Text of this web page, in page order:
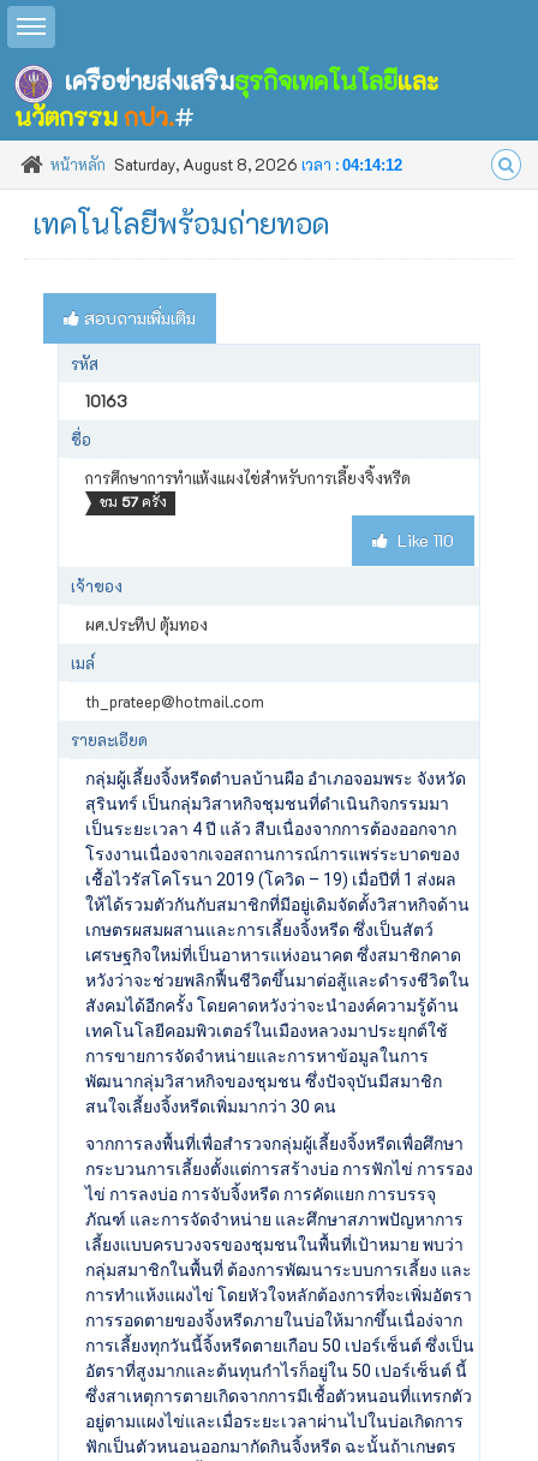
Toggle sidebar
เครือข่ายส่งเสริมธุรกิจเทคโนโลยีและ
นวัตกรรมกปว.#
หน้าหลัก Saturday, August 8, 2026 เวลา : 04:14:12
เทคโนโลยีพร้อมถ่ายทอด
สอบถามเพิ่มเติม
รหัส
10163
ชื่อ
การศึกษาการทำแห้งแผงไข่สำหรับการเลี้ยงจิ้งหรีด
ชม 57ครั้ง
Like 110
เจ้าของ
ผศ.ประทีป ตุ้มทอง
เมล์
th_prateep@hotmail.com
รายละเอียด
กลุ่มผู้เลี้ยงจิ้งหรีดตำบลบ้านผือ อำเภอจอมพระ จังหวัด
สุรินทร์ เป็นกลุ่มวิสาหกิจชุมชนที่ดำเนินกิจกรรมมา
เป็นระยะเวลา 4 ปี แล้ว สืบเนื่องจากการต้องออกจาก
โรงงานเนื่องจากเจอสถานการณ์การแพร่ระบาดของ
เชื้อไวรัสโคโรนา 2019 (โควิด – 19) เมื่อปีที่ 1 ส่งผล
ให้ได้รวมตัวกันกับสมาชิกที่มีอยู่เดิมจัดตั้งวิสาหกิจด้าน
เกษตรผสมผสานและการเลี้ยงจิ้งหรีด ซึ่งเป็นสัตว์
เศรษฐกิจใหม่ที่เป็นอาหารแห่งอนาคต ซึ่งสมาชิกคาด
หวังว่าจะช่วยพลิกฟื้นชีวิตขึ้นมาต่อสู้และดำรงชีวิตใน
สังคมได้อีกครั้ง โดยคาดหวังว่าจะนำองค์ความรู้ด้าน
เทคโนโลยีคอมพิวเตอร์ในเมืองหลวงมาประยุกต์ใช้
การขายการจัดจำหน่ายและการหาข้อมูลในการ
พัฒนากลุ่มวิสาหกิจของชุมชน ซึ่งปัจจุบันมีสมาชิก
สนใจเลี้ยงจิ้งหรีดเพิ่มมากว่า 30 คน
จากการลงพื้นที่เพื่อสำรวจกลุ่มผู้เลี้ยงจิ้งหรีดเพื่อศึกษา
กระบวนการเลี้ยงตั้งแต่การสร้างบ่อ การฟักไข่ การรอง
ไข่ การลงบ่อ การจับจิ้งหรีด การคัดแยก การบรรจุ
ภัณฑ์ และการจัดจำหน่าย และศึกษาสภาพปัญหาการ
เลี้ยงแบบครบวงจรของชุมชนในพื้นที่เป้าหมาย พบว่า
กลุ่มสมาชิกในพื้นที่ ต้องการพัฒนาระบบการเลี้ยง และ
การทำแห้งแผงไข่ โดยหัวใจหลักต้องการที่จะเพิ่มอัตรา
การรอดตายของจิ้งหรีดภายในบ่อให้มากขึ้นเนื่อง่จาก
การเลี้ยงทุกวันนี้จิ้งหรีดตายเกือบ 50 เปอร์เซ็นต์ ซึ่งเป็น
อัตราที่สูงมากและต้นทุนกำไรก็อยู่ใน 50 เปอร์เซ็นต์ นี้
ซึ่งสาเหตุการตายเกิดจากการมีเชื้อตัวหนอนที่แทรกตัว
อยู่ตามแผงไข่และเมื่อระยะเวลาผ่านไปในบ่อเกิดการ
ฟักเป็นตัวหนอนออกมากัดกินจิ้งหรีด ฉะนั้นถ้าเกษตร